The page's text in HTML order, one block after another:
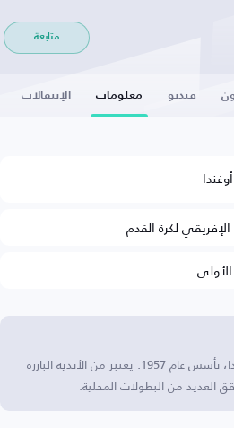
متابعة
فيديو معلومات الإنتقالات
أوغندا
الإفريقي لكرة القدم
إكسبريس يقع في كمبالا، أوغندا، تأسس عام 1957. يعتبر من الأندية البارزة
العديد من البطولات المحلية.